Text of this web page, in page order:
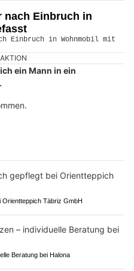
nach Einbruch in
ein Mann in ein
Täbriz GmbH
Beratung bei Halona